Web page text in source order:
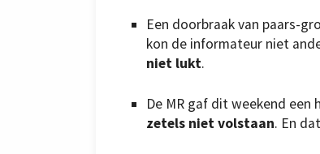
Een doorbraak van paars-
kon de informateur niet
niet lukt.
De MR gaf dit weekend een
zetels niet volstaan. En